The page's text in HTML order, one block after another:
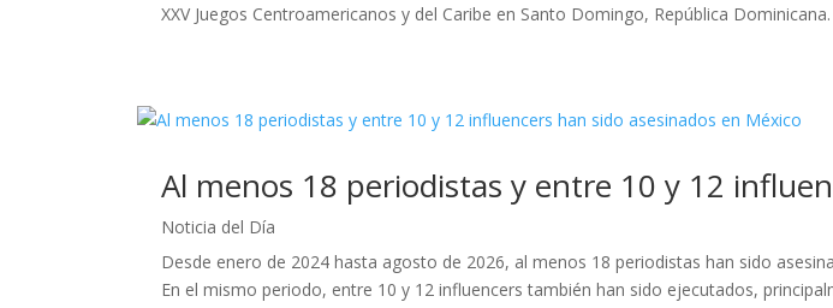
XXV Juegos Centroamericanos y del Caribe en Santo Domingo, República
Al menos 18 periodistas y entre 10 y 12
Noticia del Día
Desde enero de 2024 hasta agosto de 2026, al menos 18 periodistas han sido
En el mismo periodo, entre 10 y 12 influencers también han sido ejecutados,